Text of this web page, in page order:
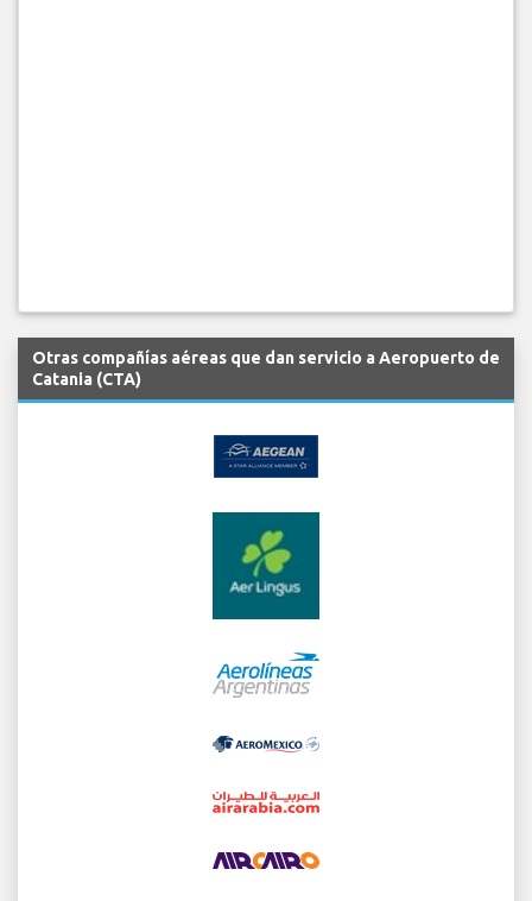
Otras compañías aéreas que dan servicio a Aeropuerto de
Catania (CTA)